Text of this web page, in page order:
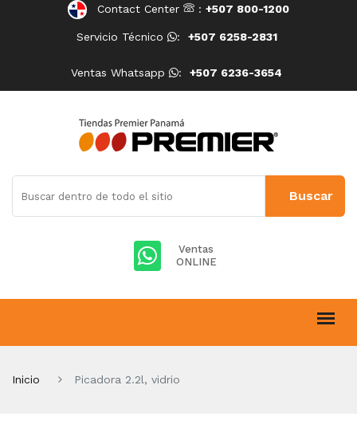
Contact Center : +507 800-1200
Servicio Técnico : +507 6258-2831
Ventas Whatsapp : +507 6236-3654
Ventas
ONLINE
Inicio Picadora 2.2l, vidrio